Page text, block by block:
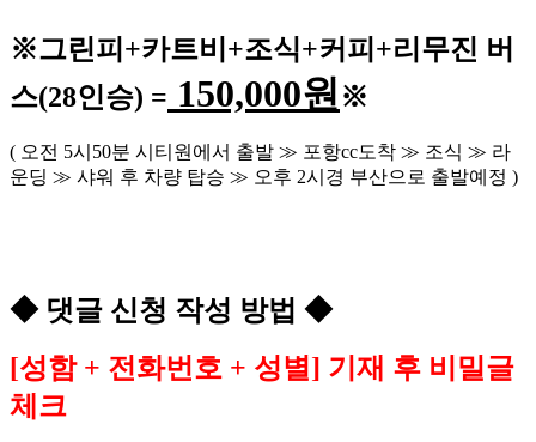
※그린피 +카트비 +조식+커피+리무진 버
스(28인승) = 150,000원 ※
( 오전 5시 50분 시티원에서 출발 ≫ 포항cc도착 ≫ 조식 ≫ 라
운딩 ≫ 샤워 후 차량 탑승 ≫ 오후 2시경 부산으로 출발예정 )
◆ 댓글 신청 작성 방법 ◆
[성함 + 전화번호 + 성별] 기재 후 비밀글
체크